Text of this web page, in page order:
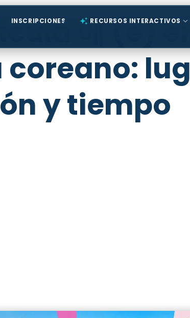
INSCRIPCIONES auto_awesome RECURSOS INTERACTIVOS expand_more
에 (e) en
y tiempo